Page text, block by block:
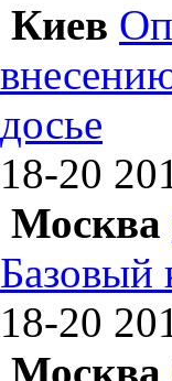
Киев
досье
18-20
Москва
Базовый
18-20